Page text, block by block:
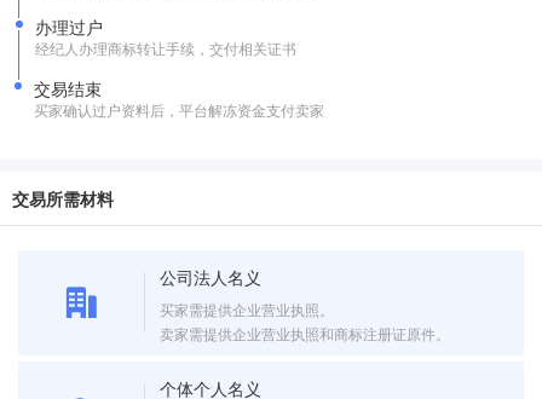
办理过户
经纪人办理商标转让手续，交付相关证书
交易结束
买家确认过户资料后，平台解冻资金支付卖家
交易所需材料
公司法人名义
买家需提供企业营业执照。
卖家需提供企业营业执照和商标注册证原件。
个体个人名义